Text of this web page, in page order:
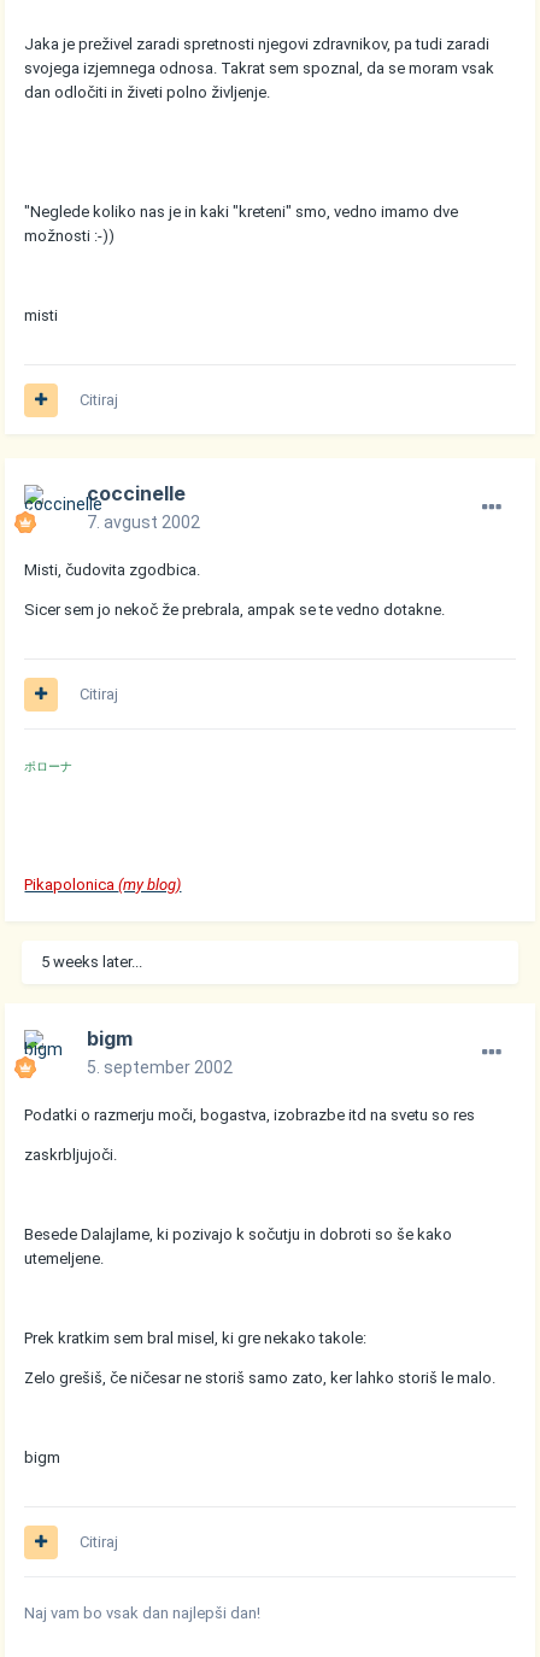
Jaka je preživel zaradi spretnosti njegovi zdravnikov, pa tudi zaradi
svojega izjemnega odnosa. Takrat sem spoznal, da se moram vsak
dan odločiti in živeti polno življenje.
"Neglede koliko nas je in kaki "kreteni" smo, vedno imamo dve
možnosti :-))
misti
Citiraj
coccinelle
7. avgust 2002
Misti, čudovita zgodbica.
Sicer sem jo nekoč že prebrala, ampak se te vedno dotakne.
Citiraj
ポローナ
Pikapolonica(my blog)
5 weeks later...
bigm
5. september 2002
Podatki o razmerju moči, bogastva, izobrazbe itd na svetu so res
zaskrbljujoči.
Besede Dalajlame, ki pozivajo k sočutju in dobroti so še kako
utemeljene.
Prek kratkim sem bral misel, ki gre nekako takole:
Zelo grešiš, če ničesar ne storiš samo zato, ker lahko storiš le malo.
bigm
Citiraj
Naj vam bo vsak dan najlepši dan!